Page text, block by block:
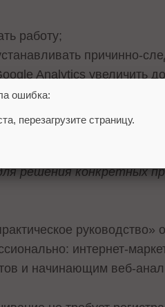
работу;
причинно-
Analytics увеличить
Боровая,
работы с Google
решения конкретных
руководство»
интернет-
и начинающим веб-
ошибка:
перезагрузите страницу.